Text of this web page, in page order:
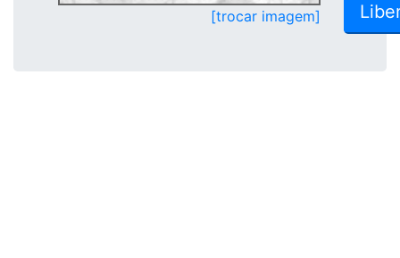
[trocar imagem]